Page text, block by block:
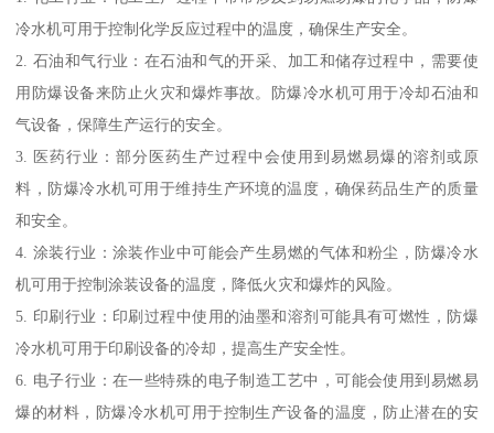
冷水机可用于控制化学反应过程中的温度，确保生产安全。
2. 石油和气行业：在石油和气的开采、加工和储存过程中，需要使
用防爆设备来防止火灾和爆炸事故。防爆冷水机可用于冷却石油和
气设备，保障生产运行的安全。
3. 医药行业：部分医药生产过程中会使用到易燃易爆的溶剂或原
料，防爆冷水机可用于维持生产环境的温度，确保药品生产的质量
和安全。
4. 涂装行业：涂装作业中可能会产生易燃的气体和粉尘，防爆冷水
机可用于控制涂装设备的温度，降低火灾和爆炸的风险。
5. 印刷行业：印刷过程中使用的油墨和溶剂可能具有可燃性，防爆
冷水机可用于印刷设备的冷却，提高生产安全性。
6. 电子行业：在一些特殊的电子制造工艺中，可能会使用到易燃易
爆的材料，防爆冷水机可用于控制生产设备的温度，防止潜在的安